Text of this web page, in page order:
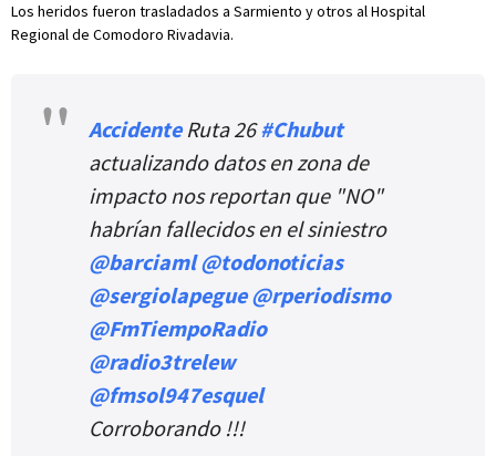
Los heridos fueron trasladados a Sarmiento y otros al Hospital
Regional de Comodoro Rivadavia.
AccidenteRuta 26#Chubut
actualizando datos en zona de
impacto nos reportan que "NO"
habrían fallecidos en el siniestro
@barciaml @todonoticias
@sergiolapegue @rperiodismo
@FmTiempoRadio
@radio3trelew
@fmsol947esquel
Corroborando !!!